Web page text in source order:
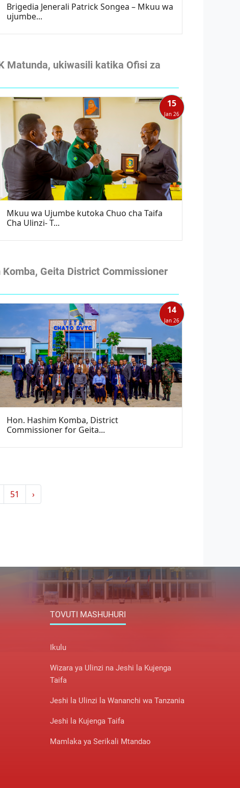
Brigedia Jenerali Patrick Songea – Mkuu wa
ujumbe...
Matunda, ukiwasili katika Ofisi za
15
Jan 26
Mkuu wa Ujumbe kutoka Chuo cha Taifa
Cha Ulinzi- T...
Geita District Commissioner
14
Jan 26
Hon. Hashim Komba, District
Commissioner for Geita...
51 ›
TOVUTI MASHUHURI
Ikulu
Wizara ya Ulinzi na Jeshi la Kujenga
Taifa
Jeshi la Ulinzi la Wananchi wa Tanzania
Jeshi la Kujenga Taifa
Mamlaka ya Serikali Mtandao